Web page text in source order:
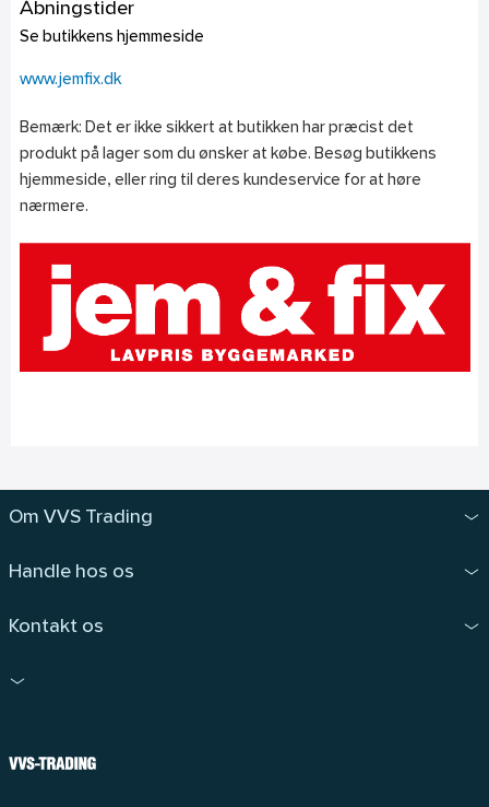
Åbningstider
Se butikkens hjemmeside
www.jemfix.dk
Bemærk: Det er ikke sikkert at butikken har præcist det
produkt på lager som du ønsker at købe. Besøg butikkens
hjemmeside, eller ring til deres kundeservice for at høre
nærmere.
Om VVS Trading
Handle hos os
Kontakt os